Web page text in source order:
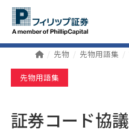
先物 先物用語集
先物用語集
証券コード協